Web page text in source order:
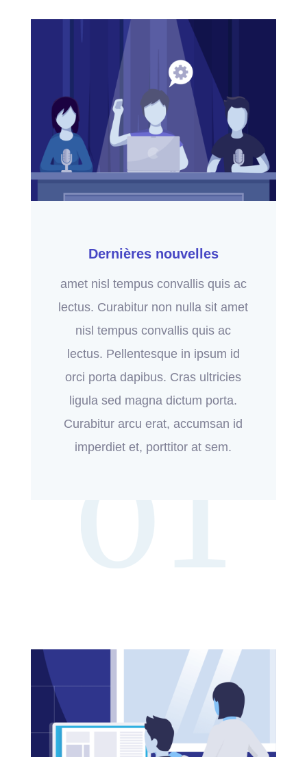
Dernières nouvelles
amet nisl tempus convallis quis ac
lectus. Curabitur non nulla sit amet
nisl tempus convallis quis ac
lectus. Pellentesque in ipsum id
orci porta dapibus. Cras ultricies
ligula sed magna dictum porta.
Curabitur arcu erat, accumsan id
imperdiet et, porttitor at sem.